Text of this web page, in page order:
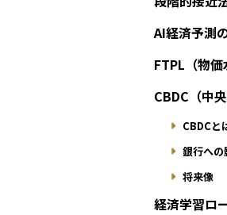
AI経済予測
FTPL（物
CBDC（中
CBDCと
銀行への
将来像
経済学習ロ